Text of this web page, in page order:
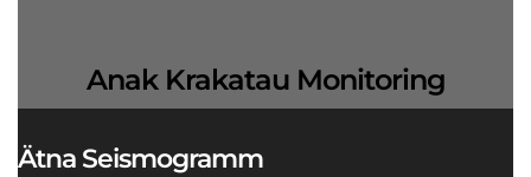
Anak Krakatau Monitoring
Ätna Seismogramm